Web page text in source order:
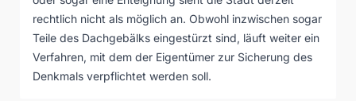
rechtlich nicht als möglich an. Obwohl inzwischen sogar
Teile des Dachgebälks eingestürzt sind, läuft weiter ein
Verfahren, mit dem der Eigentümer zur Sicherung des
Denkmals verpflichtet werden soll.